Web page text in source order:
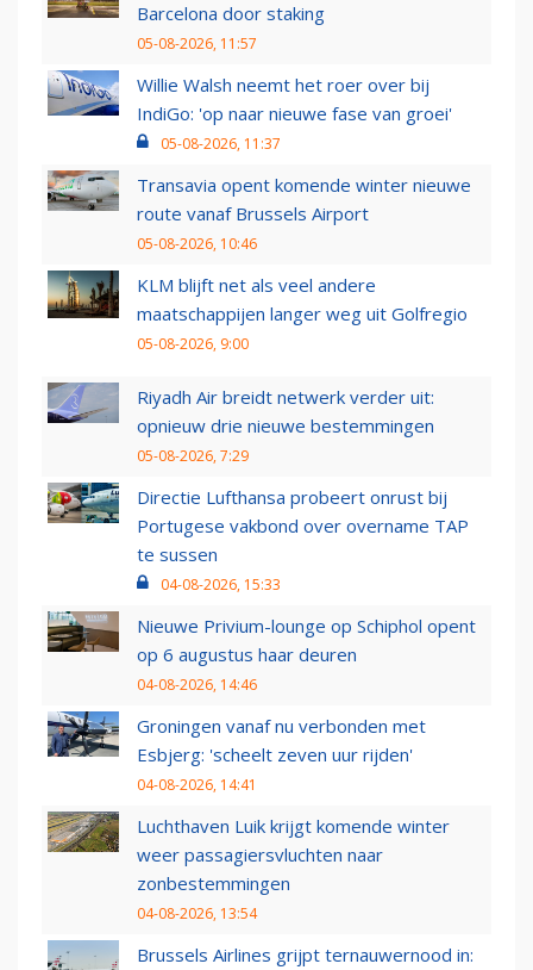
Barcelona door staking
05-08-2026, 11:57
Willie Walsh neemt het roer over bij
IndiGo: 'op naar nieuwe fase van groei'
05-08-2026, 11:37
Transavia opent komende winter nieuwe
route vanaf Brussels Airport
05-08-2026, 10:46
KLM blijft net als veel andere
maatschappijen langer weg uit Golfregio
05-08-2026, 9:00
Riyadh Air breidt netwerk verder uit:
opnieuw drie nieuwe bestemmingen
05-08-2026, 7:29
Directie Lufthansa probeert onrust bij
Portugese vakbond over overname TAP
te sussen
04-08-2026, 15:33
Nieuwe Privium-lounge op Schiphol opent
op 6 augustus haar deuren
04-08-2026, 14:46
Groningen vanaf nu verbonden met
Esbjerg: 'scheelt zeven uur rijden'
04-08-2026, 14:41
Luchthaven Luik krijgt komende winter
weer passagiersvluchten naar
zonbestemmingen
04-08-2026, 13:54
Brussels Airlines grijpt ternauwernood in: